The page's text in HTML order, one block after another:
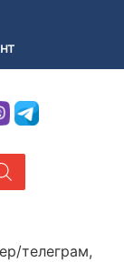
в Україні
телеграм,